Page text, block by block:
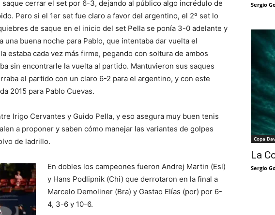
cerrar el set por 6-3, dejando al público algo incrédulo de
Pero si el 1er set fue claro a favor del argentino, el 2º set lo
de saque en el inicio del set Pella se ponía 3-0 adelante y
una buena noche para Pablo, que intentaba dar vuelta el
estaba cada vez más firme, pegando con soltura de ambos
sin encontrarle la vuelta al partido. Mantuvieron sus saques
el partido con un claro 6-2 para el argentino, y con este
2015 para Pablo Cuevas.
Irigo Cervantes y Guido Pella, y eso asegura muy buen tenis
a proponer y saben cómo manejar las variantes de golpes
de ladrillo.
En dobles los campeones fueron Andrej Martin (Esl)
y Hans Podlipnik (Chi) que derrotaron en la final a
Marcelo Demoliner (Bra) y Gastao Elías (por) por 6-
4, 3-6 y 10-6.
Sergio
Copa
La
Sergio